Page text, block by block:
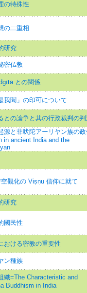
の特殊性
の二重相
研究
密仏教
との関係
我聞」の印可について
との論争と其の行政裁判の
源と非吠陀アーリヤン族の
in ancient India and the
觀化の Viṣṇu 信仰に就て
研究
國民性
おける密教の重要性
ン種族
織=The Characteristic and
Buddhism in India